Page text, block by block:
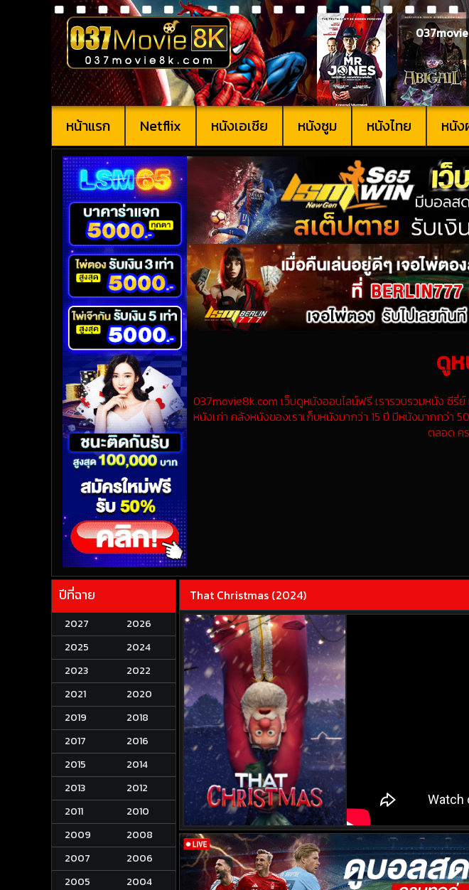
หน้าแรก Netflix หนังเอเชีย หนังซูม หนังไทย หนั
ดู
037movie8k.com เว็บดูหนังออนไลน์ฟรี เรารวบรวมหนัง ซี
หนังเก่า คลังหนังของเราเก็บหนังมากว่า 15 ปี มีหนังมากกว่า
ตลอด ค
ปีที่ฉาย
2027
2026
2025
2024
2023
2022
2021
2020
2019
2018
2017
2016
2015
2014
2013
2012
2011
2010
2009
2008
2007
2006
2005
2004
That Christmas (2024)